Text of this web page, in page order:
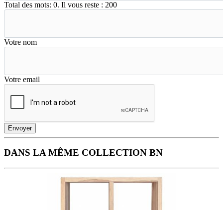
Total des mots: 0. Il vous reste : 200
Votre nom
Votre email
Envoyer
DANS LA MÊME COLLECTION BN